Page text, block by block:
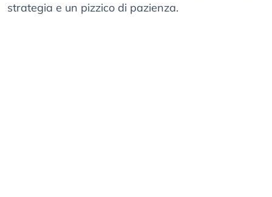
strategia e un pizzico di pazienza.